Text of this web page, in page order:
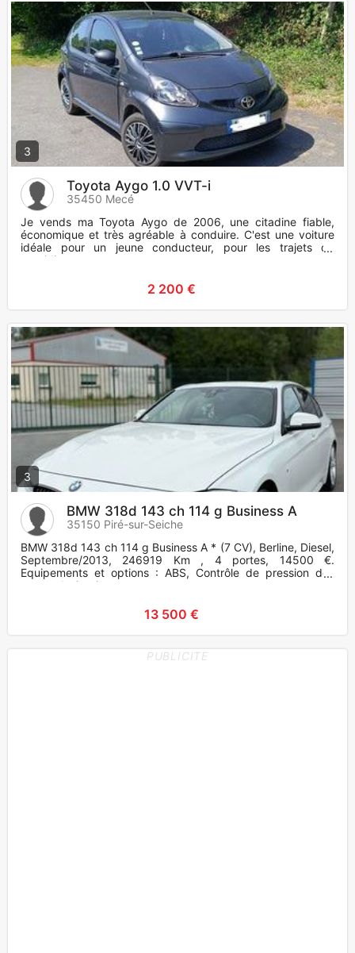
3
Toyota Aygo 1.0 VVT-i
35450 Mecé
Je vends ma Toyota Aygo de 2006, une citadine fiable,
économique et très agréable à conduire. C'est une voiture
idéale pour un jeune conducteur, pour les trajets du
quotidien ou co
2 200 €
3
BMW 318d 143 ch 114 g Business A
35150 Piré-sur-Seiche
BMW 318d 143 ch 114 g Business A * (7 CV), Berline, Diesel,
Septembre/2013, 246919 Km , 4 portes, 14500 €.
Equipements et options : ABS, Contrôle de pression des
pneus, Antipatina
13 500 €
PUBLICITE